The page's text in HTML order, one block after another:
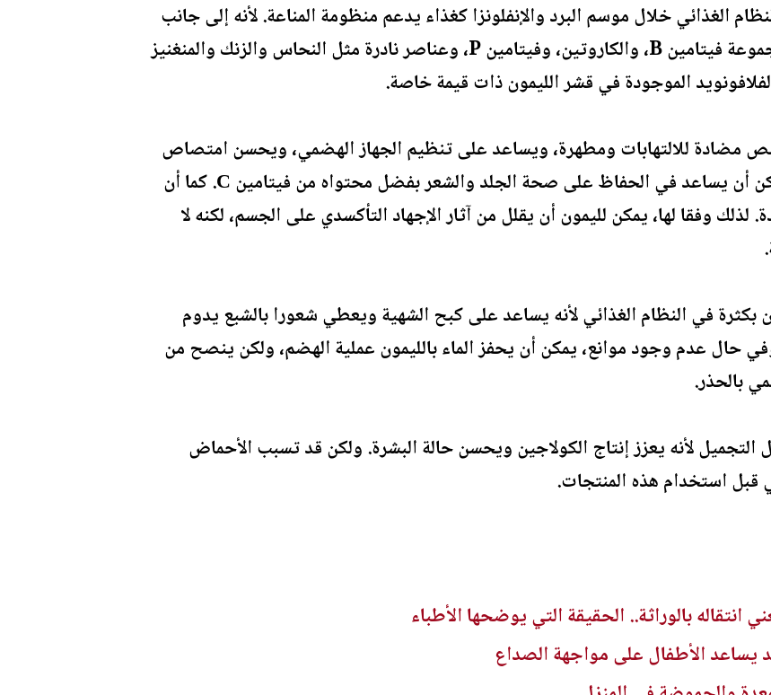
الغذائي خلال موسم البرد والإنفلونزا كغذاء يدعم منظومة المناعة. لأنه إلى جانب
حمض الأسكوربيك، يحتوي على مجموعة فيتامين B، والكاروتين، وفيتامين P، وعناصر نادرة مثل النحاس والزنك والمنغنيز
الموجودة في قشر الليمون ذات قيمة خاصة.
مضادة للالتهابات ومطهرة، ويساعد على تنظيم الجهاز الهضمي، ويحسن امتصاص
الحديد من الأطعمة النباتية. كما يمكن أن يساعد في الحفاظ على صحة الجلد والشعر بفضل محتواه من فيتامين С. كما أن
وفقا لها، يمكن لليمون أن يقلل من آثار الإجهاد التأكسدي على الجسم، لكنه لا
بكثرة في النظام الغذائي لأنه يساعد على كبح الشهية ويعطي شعورا بالشبع يدوم
حال عدم وجود موانع، يمكن أن يحفز الماء بالليمون عملية الهضم، ولكن ينصح من
بالحذر.
لأنه يعزز إنتاج الكولاجين ويحسن حالة البشرة. ولكن قد تسبب الأحماض
استخدام هذه المنتجات.
انتقاله بالوراثة.. الحقيقة التي يوضحها الأطباء
يساعد الأطفال على مواجهة الصداع